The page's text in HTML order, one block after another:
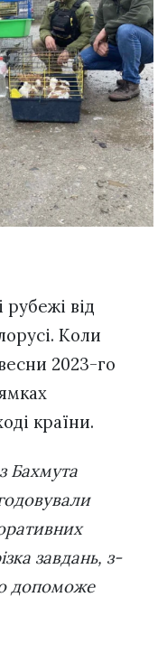
рубежі від
Коли
2023-го
країни.
завдань, з-
допоможе